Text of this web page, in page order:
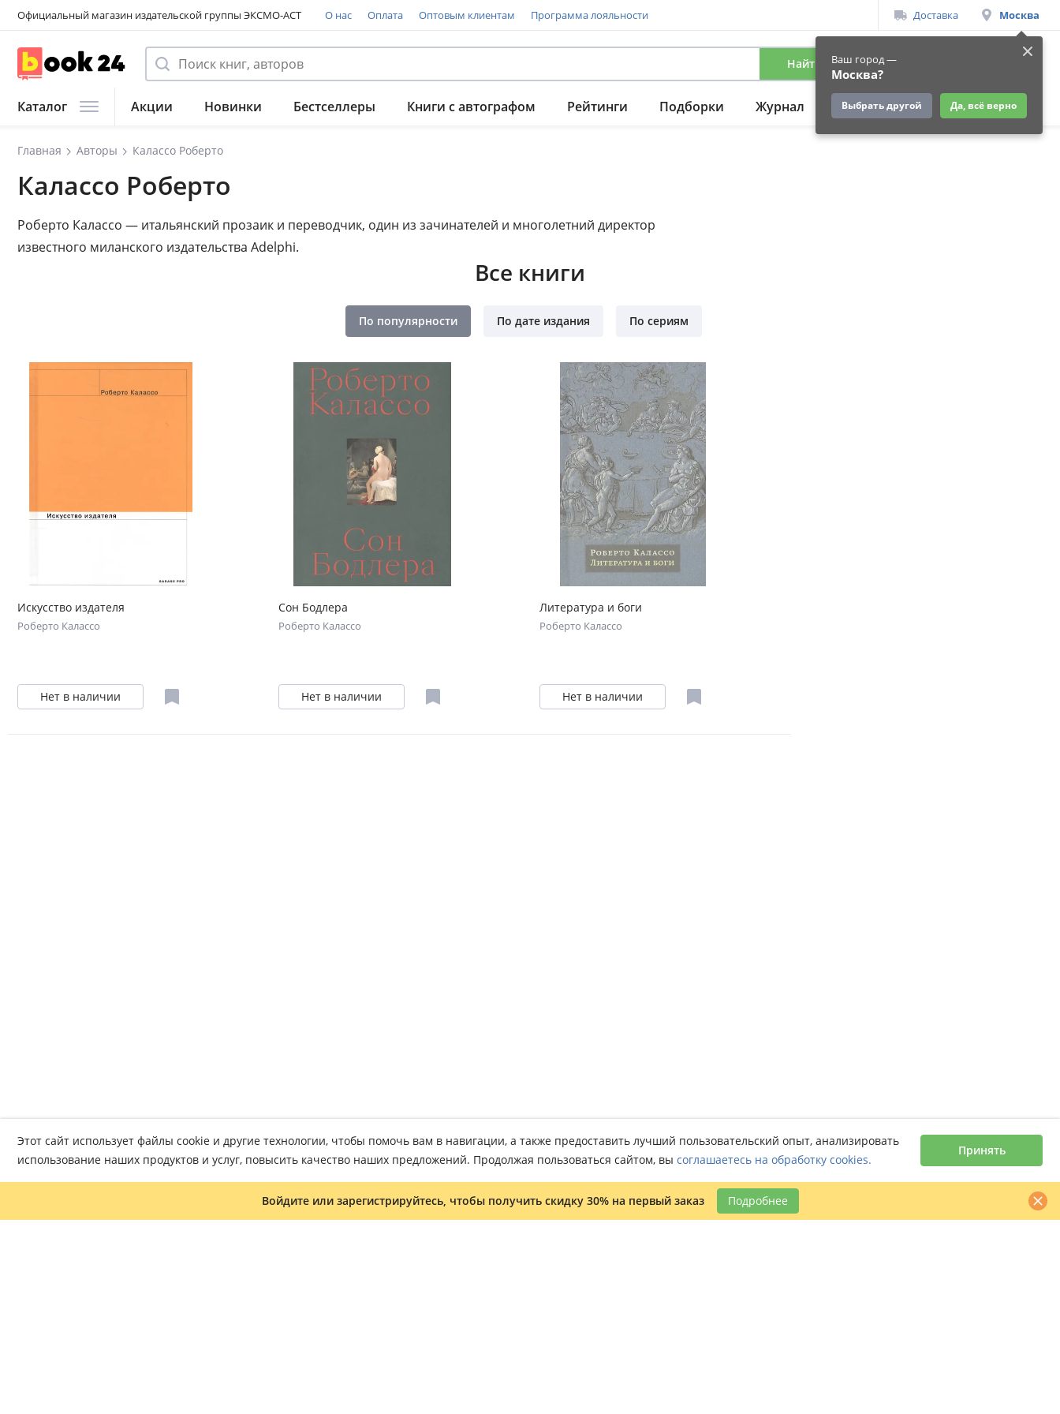
Официальный магазин издательской группы ЭКСМО-АСТ О нас Оплата Оптовым клиентам Программа лояльности Доставка Москва
Ваш город —
Москва?
Выбрать другой Да, всё верно
Найти Вход
Каталог Акции Новинки Бестселлеры Книги с автографом Рейтинги Подборки Журнал Подарки Ещё
Главная Авторы Калассо Роберто
Калассо Роберто
Роберто Калассо — итальянский прозаик и переводчик, один из зачинателей и многолетний директор
известного миланского издательства Adelphi.
Все книги
По популярности По дате издания По сериям
Искусство издателя
Роберто Калассо
Нет в наличии
Сон Бодлера
Роберто Калассо
Нет в наличии
Литература и боги
Роберто Калассо
Нет в наличии
Войдите или зарегистрируйтесь, чтобы получить скидку 30% на первый заказ Подробнее
Этот сайт использует файлы cookie и другие технологии, чтобы помочь вам в навигации, а также предоставить лучший пользовательский опыт, анализировать
использование наших продуктов и услуг, повысить качество наших предложений. Продолжая пользоваться сайтом, вы соглашаетесь на обработку cookies.
Принять